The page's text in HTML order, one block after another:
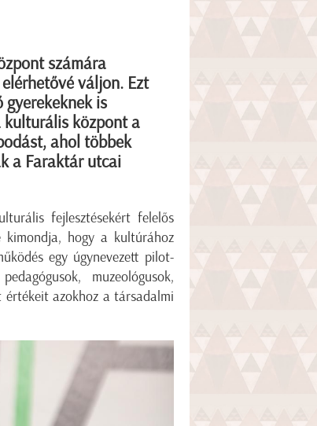
számára
váljon. Ezt
is
kulturális központ a
ahol többek
a Faraktár utcai
fejlesztésekért felelős
kimondja, hogy a kultúrához
egy úgynevezett pilot-
muzeológusok,
értékeit azokhoz a társadalmi